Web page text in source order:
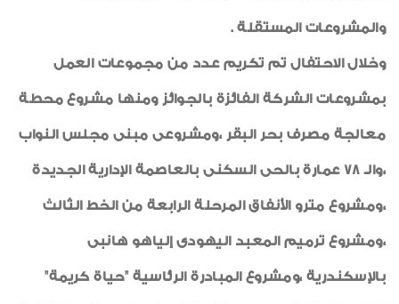
والمشروعات المستقلة .
وخلال الاحتفال تم تكريم عدد من مجموعات العمل
بمشروعات الشركة الفائزة بالجوائز ومنها مشروع محطة
معالجة مصرف بحر البقر ،ومشروعى مبنى مجلس النواب
،والـ 78 عمارة بالحى السكنى بالعاصمة الإدارية الجديدة
،ومشروع مترو الأنفاق المرحلة الرابعة من الخط الثالث
،ومشروع ترميم المعبد اليهودى إلياهو هانبى
بالإسكندرية ،ومشروع المبادرة الرئاسية "حياة كريمة"